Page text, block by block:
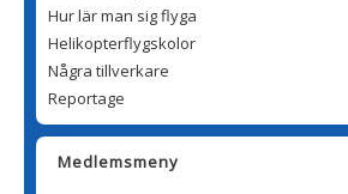
Hur lär man sig flyga
Helikopterflygskolor
Några tillverkare
Reportage
Medlemsmeny